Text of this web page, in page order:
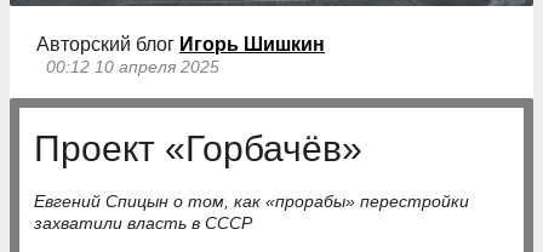
Авторский блог Игорь Шишкин
00:12 10 апреля 2025
Проект «Горбачёв»
Евгений Спицын о том, как «прорабы» перестройки
захватили власть в СССР